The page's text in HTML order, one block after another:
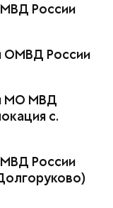
России
ОМВД России
МО МВД
с.
России